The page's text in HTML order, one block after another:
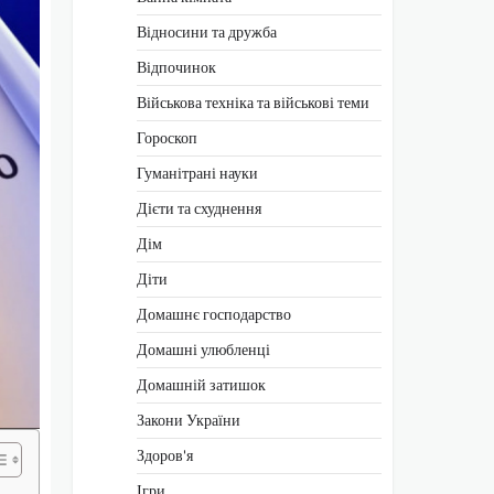
Відносини та дружба
Відпочинок
Військова техніка та військові теми
Гороскоп
Гуманітрані науки
Дієти та схуднення
Дім
Діти
Домашнє господарство
Домашні улюбленці
Домашній затишок
Закони України
Здоров'я